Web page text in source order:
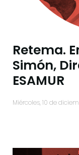
Retema.
Simón,
ESAMUR
miércoles, 10 de